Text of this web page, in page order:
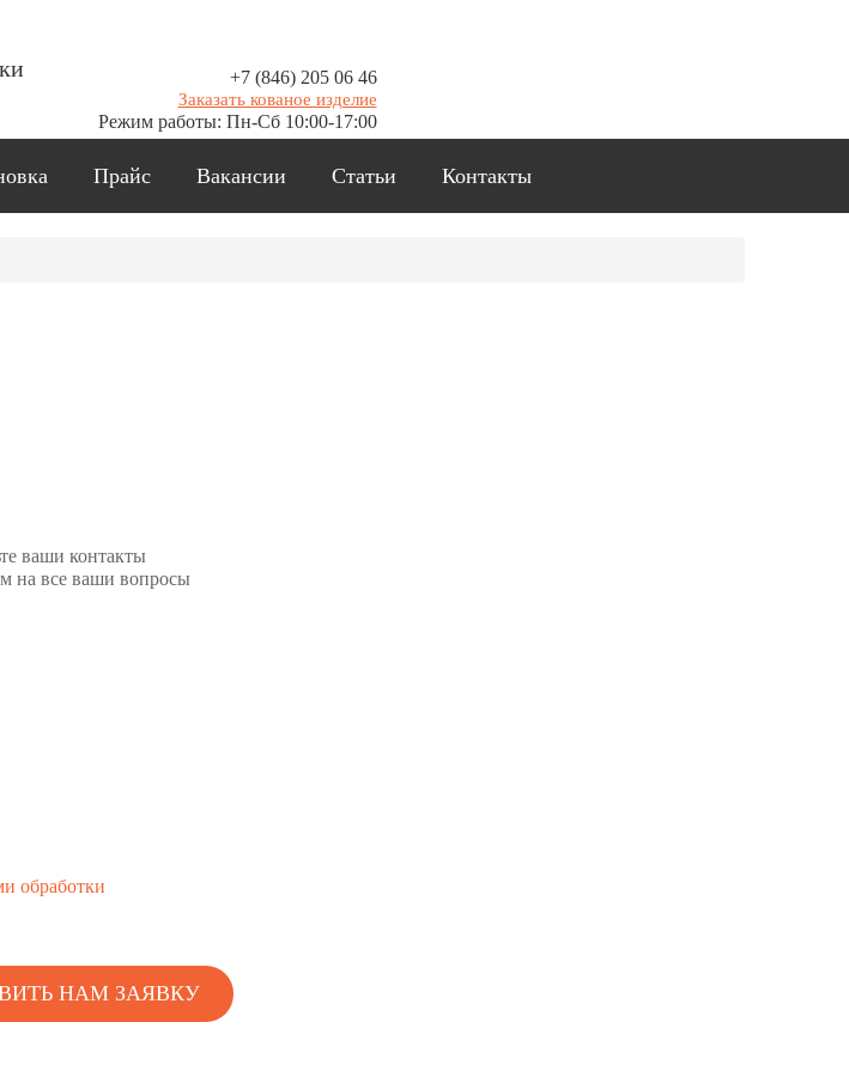
+7 (846) 205 06 46
Заказать кованое изделие
Режим работы: Пн-Сб 10:00-17:00
Прайс Вакансии Статьи Контакты
ваши контакты
на все ваши вопросы
обработки